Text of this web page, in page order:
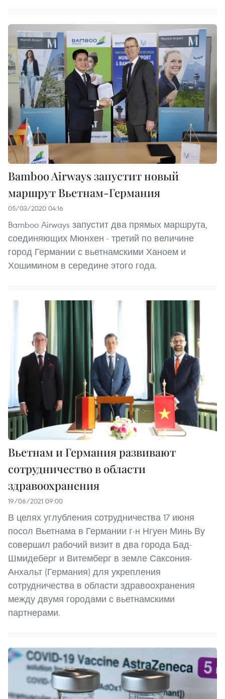
Bamboo Airways запустит новый
маршрут Вьетнам-Германия
05/03/2020 04:16
Bamboo Airways запустит два прямых маршрута,
соединяющих Мюнхен - третий по величине
город Германии с вьетнамскими Ханоем и
Хошимином в середине этого года.
Вьетнам и Германия развивают
сотрудничество в области
здравоохранения
19/06/2021 09:00
В целях углубления сотрудничества 17 июня
посол Вьетнама в Германии г-н Нгуен Минь Ву
совершил рабочий визит в два города Бад-
Шмидеберг и Витемберг в земле Саксония-
Анхальт (Германия) для укрепления
сотрудничества в области здравоохранения
между двумя городами с вьетнамскими
партнерами.